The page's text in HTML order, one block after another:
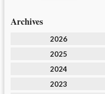
Archives
2026
2025
2024
2023